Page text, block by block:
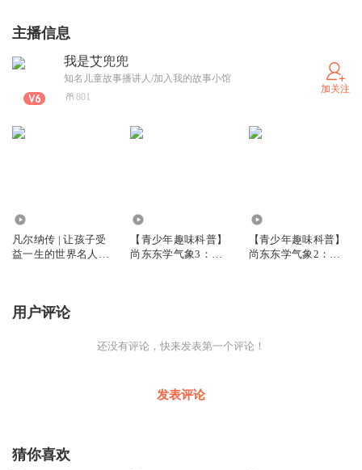
主播信息
我是艾兜兜
知名儿童故事播讲人/加入我的故事小馆
801
加关注
凡尔纳传 | 让孩子受
益一生的世界名人传
【青少年趣味科普】
尚东东学气象3：水
【青少年趣味科普】
尚东东学气象2：雪
用户评论
还没有评论，快来发表第一个评论！
发表评论
猜你喜欢